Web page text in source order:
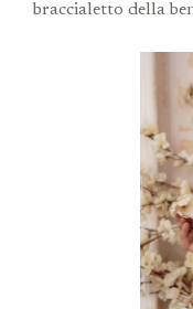
braccialetto della